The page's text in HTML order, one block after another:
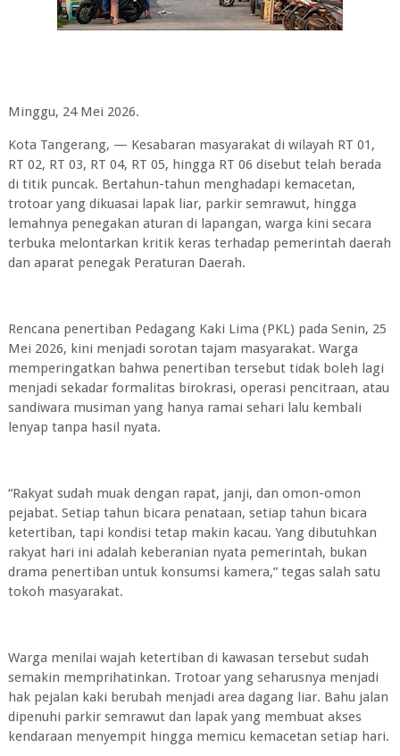
Minggu, 24 Mei 2026.
Kota Tangerang, — Kesabaran masyarakat di wilayah RT 01,
RT 02, RT 03, RT 04, RT 05, hingga RT 06 disebut telah berada
di titik puncak. Bertahun-tahun menghadapi kemacetan,
trotoar yang dikuasai lapak liar, parkir semrawut, hingga
lemahnya penegakan aturan di lapangan, warga kini secara
terbuka melontarkan kritik keras terhadap pemerintah daerah
dan aparat penegak Peraturan Daerah.
Rencana penertiban Pedagang Kaki Lima (PKL) pada Senin, 25
Mei 2026, kini menjadi sorotan tajam masyarakat. Warga
memperingatkan bahwa penertiban tersebut tidak boleh lagi
menjadi sekadar formalitas birokrasi, operasi pencitraan, atau
sandiwara musiman yang hanya ramai sehari lalu kembali
lenyap tanpa hasil nyata.
“Rakyat sudah muak dengan rapat, janji, dan omon-omon
pejabat. Setiap tahun bicara penataan, setiap tahun bicara
ketertiban, tapi kondisi tetap makin kacau. Yang dibutuhkan
rakyat hari ini adalah keberanian nyata pemerintah, bukan
drama penertiban untuk konsumsi kamera,” tegas salah satu
tokoh masyarakat.
Warga menilai wajah ketertiban di kawasan tersebut sudah
semakin memprihatinkan. Trotoar yang seharusnya menjadi
hak pejalan kaki berubah menjadi area dagang liar. Bahu jalan
dipenuhi parkir semrawut dan lapak yang membuat akses
kendaraan menyempit hingga memicu kemacetan setiap hari.